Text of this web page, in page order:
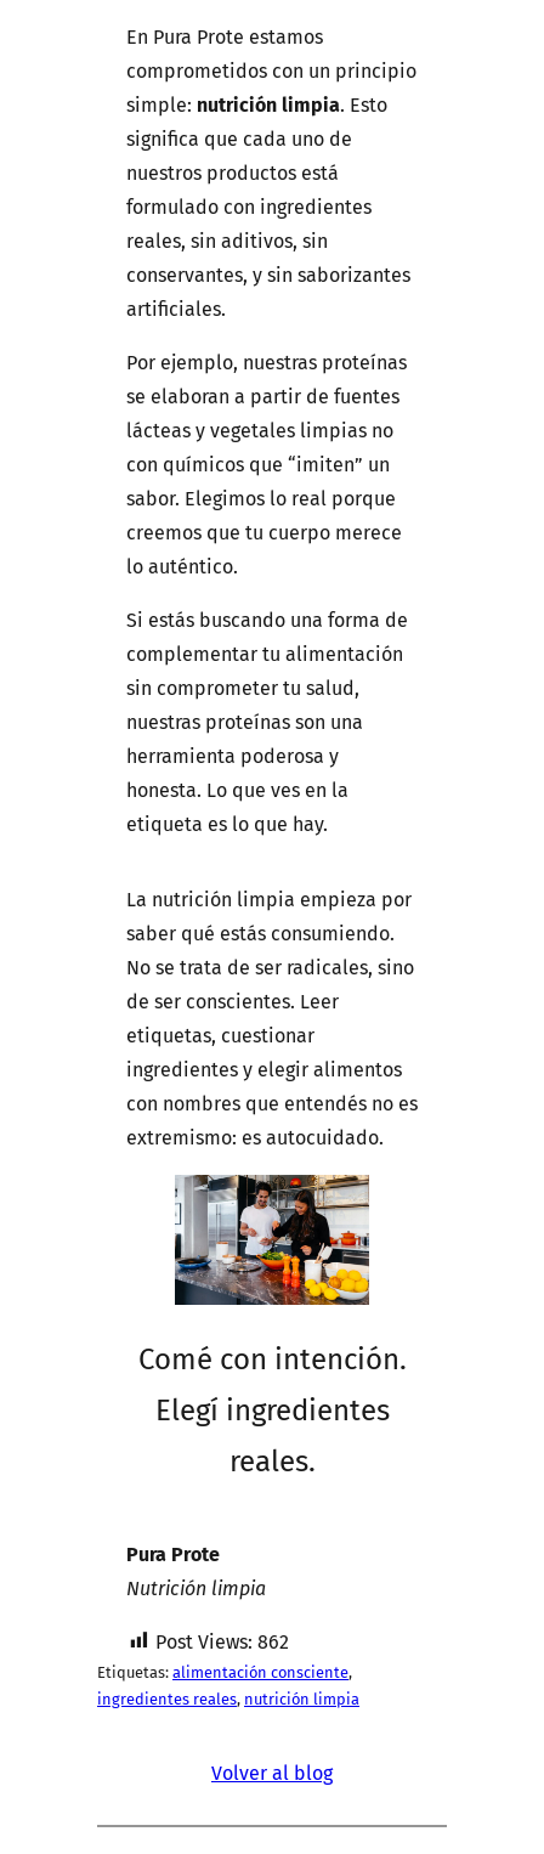
En Pura Prote estamos
comprometidos con un principio
simple: nutrición limpia. Esto
significa que cada uno de
nuestros productos está
formulado con ingredientes
reales, sin aditivos, sin
conservantes, y sin saborizantes
artificiales.
Por ejemplo, nuestras proteínas
se elaboran a partir de fuentes
lácteas y vegetales limpias no
con químicos que “imiten” un
sabor. Elegimos lo real porque
creemos que tu cuerpo merece
lo auténtico.
Si estás buscando una forma de
complementar tu alimentación
sin comprometer tu salud,
nuestras proteínas son una
herramienta poderosa y
honesta. Lo que ves en la
etiqueta es lo que hay.
La nutrición limpia empieza por
saber qué estás consumiendo.
No se trata de ser radicales, sino
de ser conscientes. Leer
etiquetas, cuestionar
ingredientes y elegir alimentos
con nombres que entendés no es
extremismo: es autocuidado.
Comé con intención.
Elegí ingredientes
reales.
Pura Prote
Nutrición limpia
Post Views: 862
Etiquetas: alimentación consciente
ingredientes reales, nutrición limpia
Volver al blog